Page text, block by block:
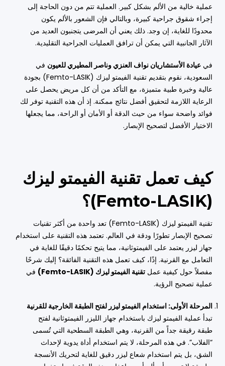
عملية خالية من الألم بشكل كبير. العملية تتم من دون الحاجة إلى
إجراء شقوق جراحية كبيرة، وبالتالي فإن الشعور بالألم يكون
محدودًا للغاية، إن وجد. ذلك يعني أن المرضى يتجنبون العديد من
الآثار الجانبية التي يمكن أن ترافق العمليات الجراحية التقليدية.
في عيادة الأستشاريان نواف العنزي وناصر المطيري للعيون في
السعودية، نقوم بتقديم تقنية الفيمتو ليزك (Femto-LASIK) بجودة
عالية وخبرة طبية متميزة، مع التأكد من أن كل مريض يحصل على
الرعاية اللازمة لتحقيق أفضل نتائج ممكنة. إذ أن هذه التقنية توفر لك
فوائد واضحة سواء من حيث الدقة أو الأمان أو الراحة، مما يجعلها
الاختيار الأفضل لتصحيح الإبصار.
كيف تعمل تقنية الفيمتو ليزك
(Femto-LASIK)؟
تقنية الفيمتو ليزك (Femto-LASIK) تعد واحدة من أكثر تقنيات
تصحيح الإبصار تطورًا ودقة في العالم. تعتمد هذه التقنية على استخدام
جهاز ليزر يعتمد على الفيمتوثانية، مما يتيح تحكمًا دقيقًا للغاية في
التعامل مع القرنية. إذًا، كيف تعمل هذه التقنية الفائقة؟ إليك شرحًا
مفصلاً حول كيفية عمل تقنية الفيمتو ليزك (Femto-LASIK)
في
عملية تصحيح الرؤية.
المرحلة الأولى: استخدام الفيمتو ليزر لفتح الطبقة الخارجية للقرنية
تبدأ عملية الفيمتو ليزك باستخدام جهاز الليزر الفيمتوثانية لفتح
طبقة رقيقة جداً من القرنية، وهي الطبقة السطحية التي تُسمى
“الفلاب”. في هذه المرحلة، لا يتم استخدام أداة يدوية لإحداث
الشق، بل يتم استخدام شعاع ليزر دقيق للغاية لتحريك الأنسجة